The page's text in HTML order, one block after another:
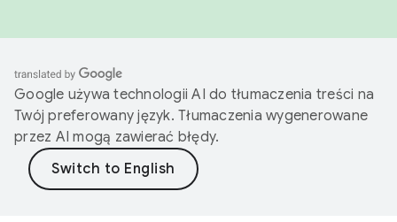
Google używa technologii AI do tłumaczenia treści na
Twój preferowany język. Tłumaczenia wygenerowane
przez AI mogą zawierać błędy.